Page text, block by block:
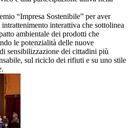
“Impresa Sostenibile” per aver
interattiva che sottolinea
ambientale dei prodotti che
le potenzialità delle nuove
sensibilizzazione dei cittadini più
sul riciclo dei rifiuti e su uno stile